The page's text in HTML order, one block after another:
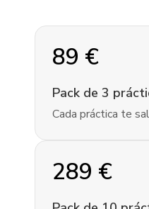
89 €
Pack de 3
Cada práctica te
289 €